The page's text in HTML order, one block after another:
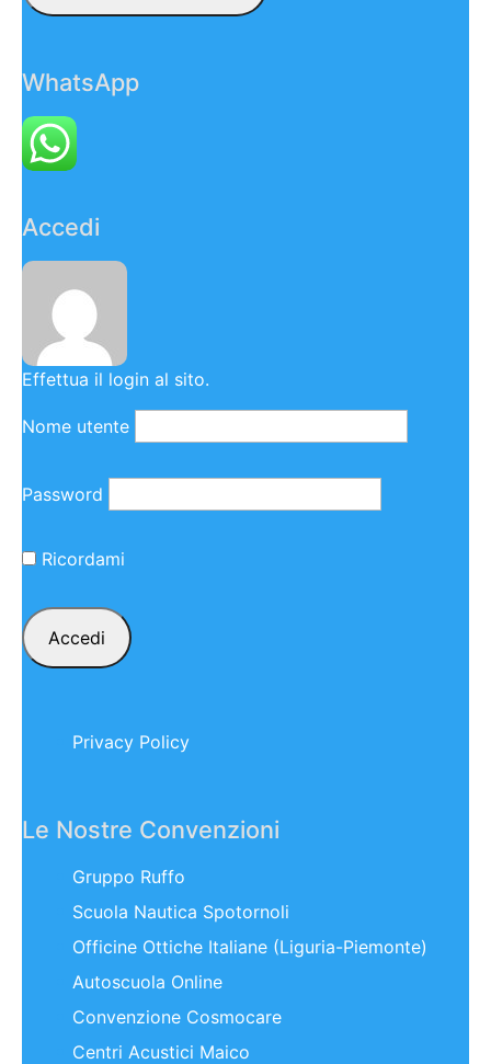
WhatsApp
Accedi
Effettua il login al sito.
Nome utente
Password
Ricordami
Privacy Policy
Le Nostre Convenzioni
Gruppo Ruffo
Scuola Nautica Spotornoli
Officine Ottiche Italiane (Liguria-Piemonte)
Autoscuola Online
Convenzione Cosmocare
Centri Acustici Maico